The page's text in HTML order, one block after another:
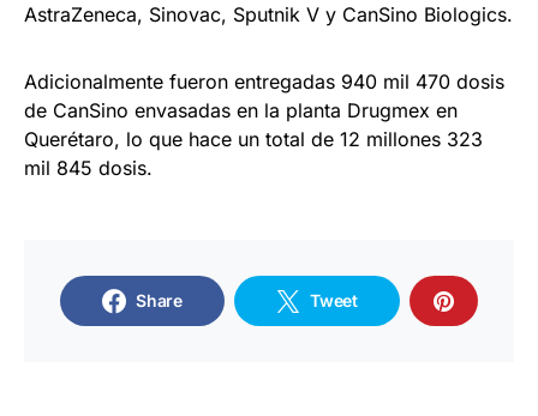
AstraZeneca, Sinovac, Sputnik V y CanSino Biologics.
Adicionalmente fueron entregadas 940 mil 470 dosis
de CanSino envasadas en la planta Drugmex en
Querétaro, lo que hace un total de 12 millones 323
mil 845 dosis.
Share Tweet